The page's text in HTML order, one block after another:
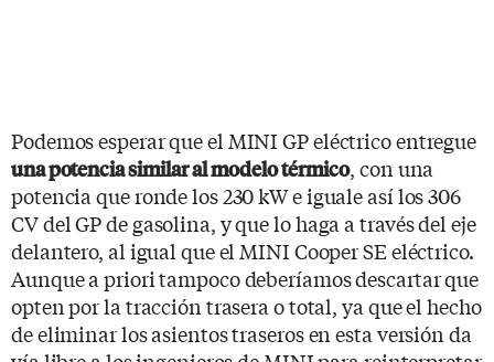
Podemos esperar que el MINI GP eléctrico entregue
una potencia similar al modelo térmico, con una
potencia que ronde los 230 kW e iguale así los 306
CV del GP de gasolina, y que lo haga a través del eje
delantero, al igual que el MINI Cooper SE eléctrico.
Aunque a priori tampoco deberíamos descartar que
opten por la tracción trasera o total, ya que el hecho
de eliminar los asientos traseros en esta versión da